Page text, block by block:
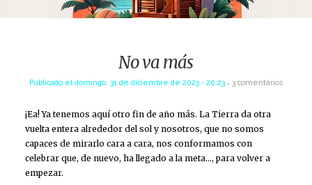
No va más
Publicado el domingo, 31 de diciembre de 2023 - 20:23 3 comentarios
¡Ea! Ya tenemos aquí otro fin de año más. La Tierra da otra
vuelta entera alrededor del sol y nosotros, que no somos
capaces de mirarlo cara a cara, nos conformamos con
celebrar que, de nuevo, ha llegado a la meta…, para volver a
empezar.